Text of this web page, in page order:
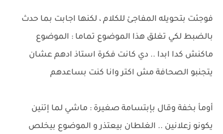
فوجئت بتحويله المفاجئ للكلام ، لكنها اجابت بما حدث
بالضبط لكي تغلق هذا الموضوع تماما : الموضوع
ماكنش كدا ابدا .. دي كانت فكرة استاذ ادهم عشان
يتجنبو الصحافة مش اكتر وانا كنت بساعدهم
أومأ بخفة وقال بإبتسامة صغيرة : ماشي لما إتنين
يكونو زعلانين .. الغلطان بيعتذر و الموضوع بيخلص